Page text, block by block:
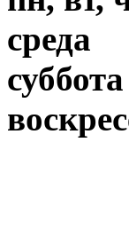
среда
суббота